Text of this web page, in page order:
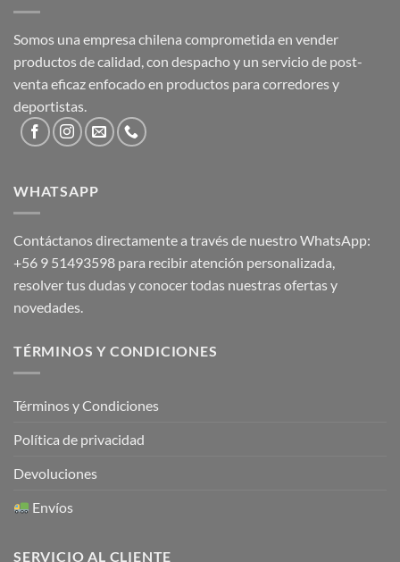
Somos una empresa chilena comprometida en vender
productos de calidad, con despacho y un servicio de post-
venta eficaz enfocado en productos para corredores y
deportistas.
WHATSAPP
Contáctanos directamente a través de nuestro WhatsApp:
+56 9 51493598 para recibir atención personalizada,
resolver tus dudas y conocer todas nuestras ofertas y
novedades.
TÉRMINOS Y CONDICIONES
Términos y Condiciones
Política de privacidad
Devoluciones
Envíos
SERVICIO AL CLIENTE